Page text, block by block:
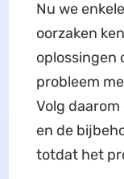
Nu we
oorzaken
oplossingen
probleem
Volg
en de
totdat het